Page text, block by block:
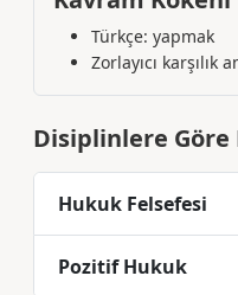
Türkçe: yapmak
Zorlayıcı karşılık
Disiplinlere Göre
Hukuk Felsefesi
Pozitif Hukuk